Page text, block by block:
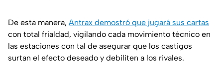
De esta manera, Antrax demostró que jugará sus cartas
con total frialdad, vigilando cada movimiento técnico en
las estaciones con tal de asegurar que los castigos
surtan el efecto deseado y debiliten a los rivales.